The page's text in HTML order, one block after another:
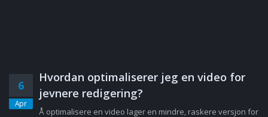
6
Apr
Hvordan optimaliserer jeg en video for
jevnere redigering?
Å optimalisere en video lager en mindre, raskere versjon for